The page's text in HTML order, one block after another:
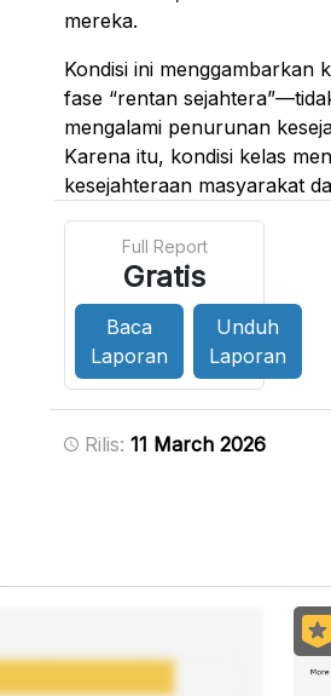
mereka.
Kondisi ini menggambarkan
fase “rentan
mengalami penurunan
Karena itu, kondisi kelas
kesejahteraan masyarakat
Full Report
Gratis
Baca
Laporan
Unduh
Laporan
Rilis: 11 March 2026